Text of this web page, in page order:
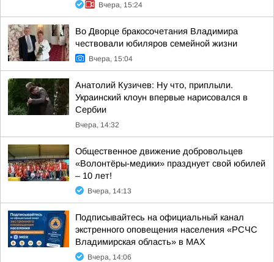
Вчера, 15:24
Во Дворце бракосочетания Владимира
чествовали юбиляров семейной жизни
Вчера, 15:04
Анатолий Кузичев: Ну что, приплыли.
Украинский клоун впервые нарисовался в
Сербии
Вчера, 14:32
Общественное движение добровольцев
«Волонтёры-медики» празднует свой юбилей
– 10 лет!
Вчера, 14:13
Подписывайтесь на официальный канал
экстренного оповещения населения «РСЧС
Владимирская область» в МАХ
Вчера, 14:06